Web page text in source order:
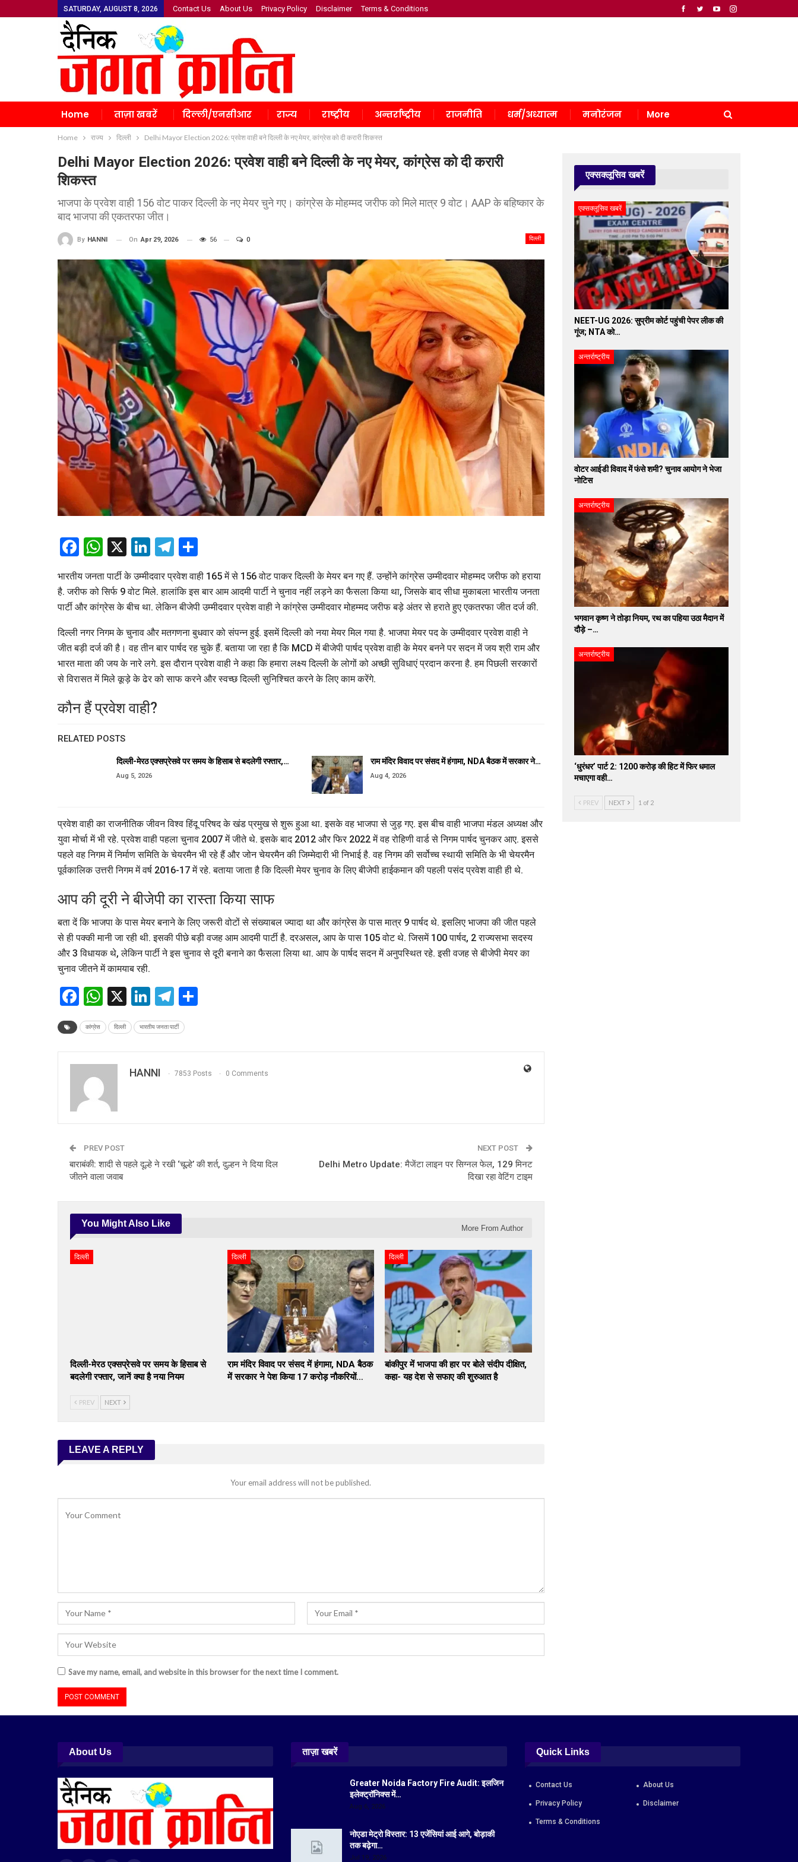
SATURDAY, AUGUST 8, 2026 Contact Us About Us Privacy Policy Disclaimer Terms & Conditions
Home ताज़ा खबरें दिल्ली/एनसीआर राज्य राष्ट्रीय अन्तर्राष्ट्रीय राजनीति धर्म/अध्यात्म मनोरंजन More
Home राज्य दिल्ली Delhi Mayor Election 2026: प्रवेश वाही बने दिल्ली के नए मेयर, कांग्रेस को दी करारी शिकस्त
Delhi Mayor Election 2026: प्रवेश वाही बने दिल्ली के नए मेयर, कांग्रेस को दी करारी
शिकस्त
भाजपा के प्रवेश वाही 156 वोट पाकर दिल्ली के नए मेयर चुने गए। कांग्रेस के मोहम्मद जरीफ को मिले मात्र 9 वोट। AAP के बहिष्कार के
बाद भाजपा की एकतरफा जीत।
दिल्ली
By HANNI On Apr 29, 2026 56 0
Facebook
WhatsApp
X LinkedIn
Telegram
भारतीय जनता पार्टी के उम्मीदवार प्रवेश वाही 165 में से 156 वोट पाकर दिल्ली के मेयर बन गए हैं. उन्होंने कांग्रेस उम्मीदवार मोहम्मद जरीफ को हराया
है. जरीफ को सिर्फ 9 वोट मिले. हालांकि इस बार आम आदमी पार्टी ने चुनाव नहीं लड़ने का फैसला किया था, जिसके बाद सीधा मुकाबला भारतीय जनता
पार्टी और कांग्रेस के बीच था. लेकिन बीजेपी उम्मीदवार प्रवेश वाही ने कांग्रेस उम्मीदवार मोहम्मद जरीफ बड़े अंतर से हराते हुए एकतरफा जीत दर्ज की.
दिल्ली नगर निगम के चुनाव और मतगणना बुधवार को संपन्न हुई. इसमें दिल्ली को नया मेयर मिल गया है. भाजपा मेयर पद के उम्मीदवार प्रवेश वाही ने
जीत बड़ी दर्ज की है। वह तीन बार पार्षद रह चुके हैं. बताया जा रहा है कि MCD में बीजेपी पार्षद प्रवेश वाही के मेयर बनने पर सदन में जय श्री राम और
भारत माता की जय के नारे लगे. इस दौरान प्रवेश वाही ने कहा कि हमारा लक्ष्य दिल्ली के लोगों को अच्छी सुविधाएं प्रदान करना है. हम पिछली सरकारों
से विरासत में मिले कूड़े के ढेर को साफ करने और स्वच्छ दिल्ली सुनिश्चित करने के लिए काम करेंगे.
कौन हैं प्रवेश वाही?
RELATED POSTS
दिल्ली-मेरठ एक्सप्रेसवे पर समय के हिसाब से बदलेगी रफ्तार,…
Aug 5, 2026
राम मंदिर विवाद पर संसद में हंगामा, NDA बैठक में सरकार ने…
Aug 4, 2026
प्रवेश वाही का राजनीतिक जीवन विश्व हिंदू परिषद के खंड प्रमुख से शुरू हुआ था. इसके वह भाजपा से जुड़ गए. इस बीच वाही भाजपा मंडल अध्यक्ष और
युवा मोर्चा में भी रहे. प्रवेश वाही पहला चुनाव 2007 में जीते थे. इसके बाद 2012 और फिर 2022 में वह रोहिणी वार्ड से निगम पार्षद चुनकर आए. इससे
पहले वह निगम में निर्माण समिति के चेयरमैन भी रहे हैं और जोन चेयरमैन की जिम्मेदारी भी निभाई है. वह निगम की सर्वोच्च स्थायी समिति के भी चेयरमैन
पूर्वकालिक उत्तरी निगम में वर्ष 2016-17 में रहे. बताया जाता है कि दिल्ली मेयर चुनाव के लिए बीजेपी हाईकमान की पहली पसंद प्रवेश वाही ही थे.
आप की दूरी ने बीजेपी का रास्ता किया साफ
बता दें कि भाजपा के पास मेयर बनाने के लिए जरूरी वोटों से संख्याबल ज्यादा था और कांग्रेस के पास मात्र 9 पार्षद थे. इसलिए भाजपा की जीत पहले
से ही पक्की मानी जा रही थी. इसकी पीछे बड़ी वजह आम आदमी पार्टी है. दरअसल, आप के पास 105 वोट थे. जिसमें 100 पार्षद, 2 राज्यसभा सदस्य
और 3 विधायक थे, लेकिन पार्टी ने इस चुनाव से दूरी बनाने का फैसला लिया था. आप के पार्षद सदन में अनुपस्थित रहे. इसी वजह से बीजेपी मेयर का
चुनाव जीतने में कामयाब रही.
Facebook
WhatsApp
X LinkedIn
Telegram
कांग्रेस दिल्ली भारतीय जनता पार्टी
HANNI 7853 Posts 0 Comments
PREV POST
बाराबंकी: शादी से पहले दूल्हे ने रखी ‘चूल्हे’ की शर्त, दुल्हन ने दिया दिल
जीतने वाला जवाब
NEXT POST
Delhi Metro Update: मैजेंटा लाइन पर सिग्नल फेल, 129 मिनट
दिखा रहा वेटिंग टाइम
You Might Also Like More From Author
दिल्ली
दिल्ली-मेरठ एक्सप्रेसवे पर समय के हिसाब से
बदलेगी रफ्तार, जानें क्या है नया नियम
दिल्ली
राम मंदिर विवाद पर संसद में हंगामा, NDA बैठक
में सरकार ने पेश किया 17 करोड़ नौकरियों…
दिल्ली
बांकीपुर में भाजपा की हार पर बोले संदीप दीक्षित,
कहा- यह देश से सफाए की शुरुआत है
PREV NEXT
LEAVE A REPLY
Your email address will not be published.
Save my name, email, and website in this browser for the next time I comment.
एक्सक्लूसिव खबरें
एक्सक्लूसिव खबरें
NEET-UG 2026: सुप्रीम कोर्ट पहुंची पेपर लीक की
गूंज; NTA को…
अन्तर्राष्ट्रीय
वोटर आईडी विवाद में फंसे शमी? चुनाव आयोग ने भेजा
नोटिस
अन्तर्राष्ट्रीय
भगवान कृष्ण ने तोड़ा नियम, रथ का पहिया उठा मैदान में
दौड़े –…
अन्तर्राष्ट्रीय
‘धुरंधर’ पार्ट 2: 1200 करोड़ की हिट में फिर धमाल
मचाएगा वही…
PREV NEXT 1 of 2
About Us ताज़ा खबरें
Greater Noida Factory Fire Audit: इलजिन
इलेक्ट्रॉनिक्स में…
Aug 6, 2026
नोएडा मेट्रो विस्तार: 13 एजेंसियां आई आगे, बोड़ाकी
तक बढ़ेगा…
Jul 19, 2026
Quick Links
Contact Us About Us
Privacy Policy Disclaimer
Terms & Conditions